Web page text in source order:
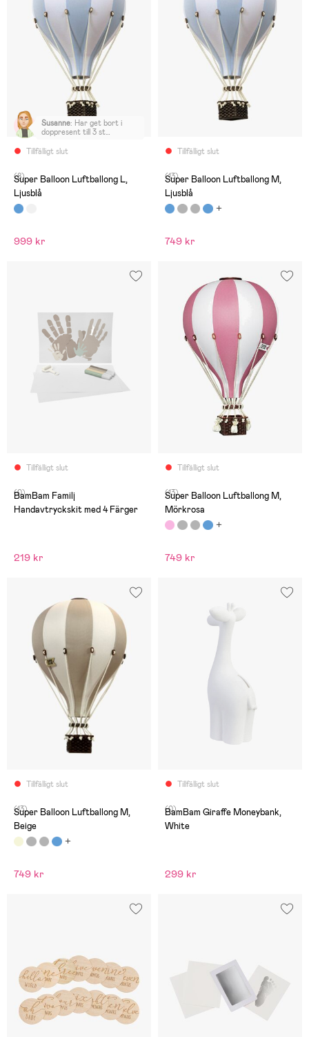
Tillfälligt slut
Susanne: Har get bort i
doppresent till 3 st
alla. Fint blickfång i
(8)
Super Balloon Luftballong L,
Ljusblå
999 kr
Tillfälligt slut
(13)
Super Balloon Luftballong M,
Ljusblå
749 kr
Tillfälligt slut
(0)
BamBam Familj
Handavtryckskit med 4 Färger
219 kr
Tillfälligt slut
(13)
Super Balloon Luftballong M,
Mörkrosa
749 kr
Tillfälligt slut
(13)
Super Balloon Luftballong M,
Beige
749 kr
Tillfälligt slut
(0)
BamBam Giraffe Moneybank,
White
299 kr